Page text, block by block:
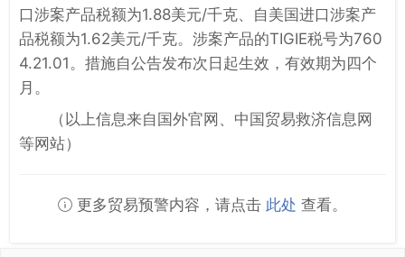
口涉案产品税额为1.88美元/千克、自美国进口涉案产
品税额为1.62美元/千克。涉案产品的TIGIE税号为760
4.21.01。措施自公告发布次日起生效，有效期为四个
月。
（以上信息来自国外官网、中国贸易救济信息网
等网站）
更多贸易预警内容，请点击 此处 查看。